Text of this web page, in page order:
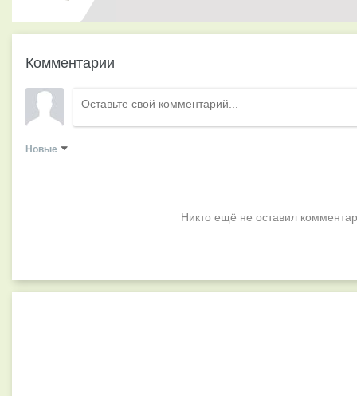
Комментарии
Новые
Никто ещё не оставил